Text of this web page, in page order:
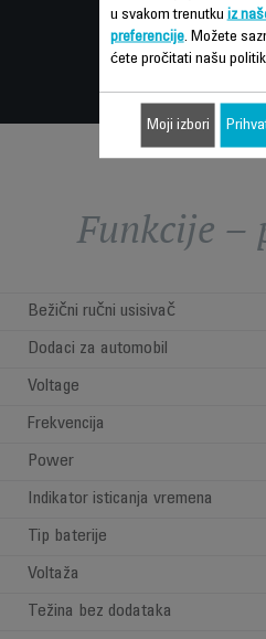
Funkcije –
Bežični ručni usisivač
Dodaci za automobil
Voltage
Frekvencija
Power
Indikator isticanja vremena
Tip baterije
Voltaža
Težina bez dodataka
u svakom trenutku iz
preferencije. Možete
ćete pročitati našu
Moji izbori